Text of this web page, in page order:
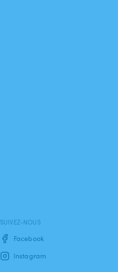
SUIVEZ-NOUS
Facebook
Instagram